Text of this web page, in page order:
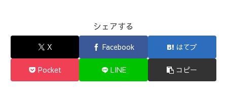
シェアする
X Facebook はてブ
Pocket LINE コピー